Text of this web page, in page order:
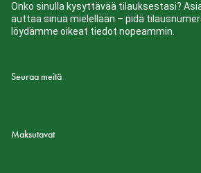
Onko sinulla kysyttävää tilauksestasi?
auttaa sinua mielellään – pidä
löydämme oikeat tiedot nopeammin.
Seuraa meitä
Maksutavat